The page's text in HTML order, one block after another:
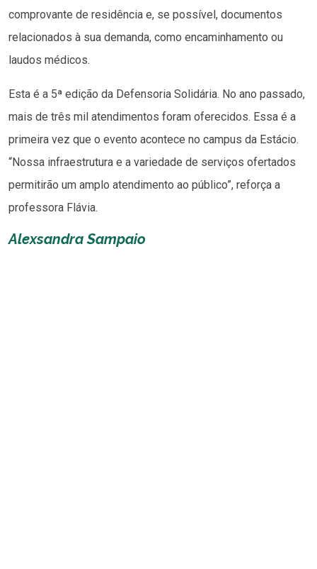
comprovante de residência e, se possível, documentos
relacionados à sua demanda, como encaminhamento ou
laudos médicos.
Esta é a 5ª edição da Defensoria Solidária. No ano passado,
mais de três mil atendimentos foram oferecidos. Essa é a
primeira vez que o evento acontece no campus da Estácio.
“Nossa infraestrutura e a variedade de serviços ofertados
permitirão um amplo atendimento ao público”, reforça a
professora Flávia.
Alexsandra Sampaio